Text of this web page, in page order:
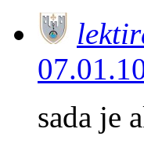
sada je